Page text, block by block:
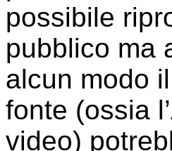
possibile
pubblico ma
alcun modo
fonte (ossia
video)